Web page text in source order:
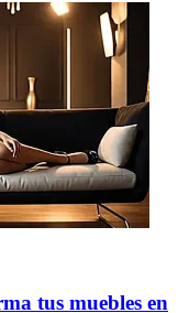
tus muebles en